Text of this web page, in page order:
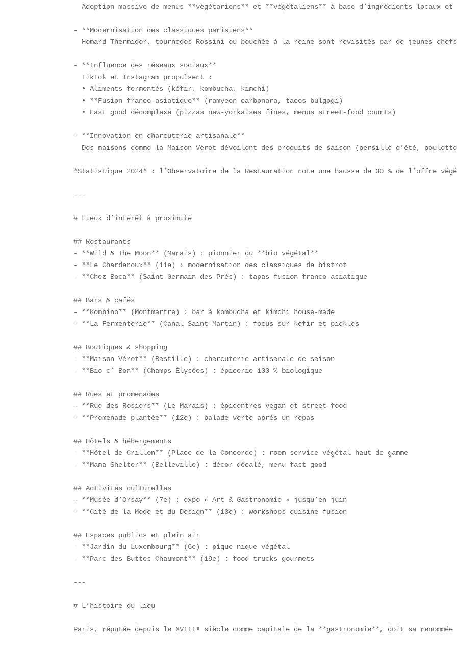
Adoption massive de menus **végétariens** et **végétaliens** à base d’ingrédients locaux
- **Modernisation des classiques parisiens**
Homard Thermidor, tournedos Rossini ou bouchée à la reine sont revisités par de jeunes
- **Influence des réseaux sociaux**
  TikTok et Instagram propulsent :
  • Aliments fermentés (kéfir, kombucha, kimchi)
  • **Fusion franco-asiatique** (ramyeon carbonara, tacos bulgogi)
  • Fast good décomplexé (pizzas new-yorkaises fines, menus street-food courts)
- **Innovation en charcuterie artisanale**
Des maisons comme la Maison Vérot dévoilent des produits de saison (persillé d’été,
*Statistique 2024* : l’Observatoire de la Restauration note une hausse de 30 % de l’offre
---
# Lieux d’intérêt à proximité
## Restaurants
- **Wild & The Moon** (Marais) : pionnier du **bio végétal**
- **Le Chardenoux** (11e) : modernisation des classiques de bistrot
- **Chez Boca** (Saint-Germain-des-Prés) : tapas fusion franco-asiatique
## Bars & cafés
- **Kombino** (Montmartre) : bar à kombucha et kimchi house-made
- **La Fermenterie** (Canal Saint-Martin) : focus sur kéfir et pickles
## Boutiques & shopping
- **Maison Vérot** (Bastille) : charcuterie artisanale de saison
- **Bio c’ Bon** (Champs-Élysées) : épicerie 100 % biologique
## Rues et promenades
- **Rue des Rosiers** (Le Marais) : épicentres vegan et street-food
- **Promenade plantée** (12e) : balade verte après un repas
## Hôtels & hébergements
- **Hôtel de Crillon** (Place de la Concorde) : room service végétal haut de gamme
- **Mama Shelter** (Belleville) : décor décalé, menu fast good
## Activités culturelles
- **Musée d’Orsay** (7e) : expo « Art & Gastronomie » jusqu’en juin
- **Cité de la Mode et du Design** (13e) : workshops cuisine fusion
## Espaces publics et plein air
- **Jardin du Luxembourg** (6e) : pique-nique végétal
- **Parc des Buttes-Chaumont** (19e) : food trucks gourmets
---
# L’histoire du lieu
Paris, réputée depuis le XVIIIᵉ siècle comme capitale de la **gastronomie**, doit sa